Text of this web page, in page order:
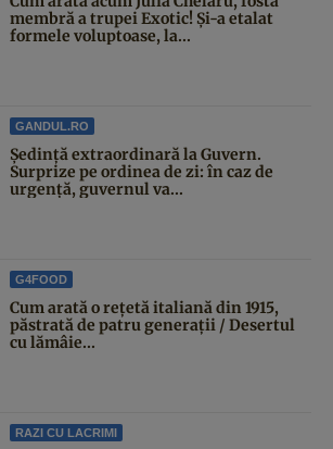
membră a trupei Exotic! Și-a etalat
formele voluptoase, la...
GANDUL.RO
Şedinţă extraordinară la Guvern.
Surprize pe ordinea de zi: în caz de
urgență, guvernul va...
G4FOOD
Cum arată o rețetă italiană din 1915,
păstrată de patru generații / Desertul
cu lămâie...
RAZI CU LACRIMI